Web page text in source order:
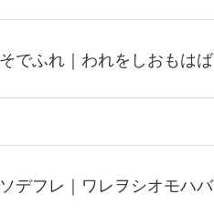
でふれ｜われをしおもはば
デフレ｜ワレヲシオモハバ